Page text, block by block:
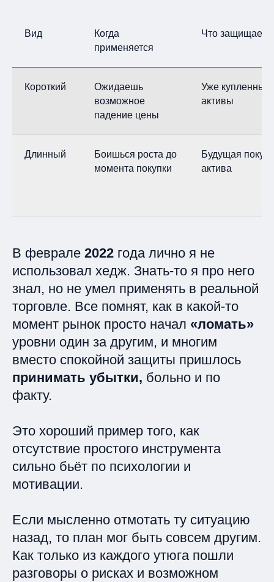
Вид
Когда
применяется
Что защищаем
Короткий
Ожидаешь
возможное
падение цены
Уже купленные
активы
Длинный
Боишься роста до
момента покупки
Будущая
актива
В феврале 2022 года лично я не
использовал хедж. Знать‑то я про него
знал, но не умел применять в реальной
торговле. Все помнят, как в какой‑то
момент рынок просто начал «ломать»
уровни один за другим, и многим
вместо спокойной защиты пришлось
принимать убытки, больно и по
факту.
Это хороший пример того, как
отсутствие простого инструмента
сильно бьёт по психологии и
мотивации.
Если мысленно отмотать ту ситуацию
назад, то план мог быть совсем другим.
Как только из каждого утюга пошли
разговоры о рисках и возможном